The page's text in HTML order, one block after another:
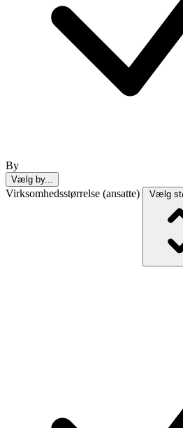
By
Vælg by...
Virksomhedsstørrelse (ansatte) Vælg